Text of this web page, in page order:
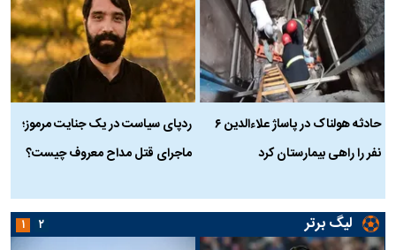
حادثه هولناک در پاساژ علاءالدین ۶
نفر را راهی بیمارستان کرد
ردپای سیاست در یک جنایت مرموز؛
ماجرای قتل مداح معروف چیست؟
لیگ برتر ۱ ۲